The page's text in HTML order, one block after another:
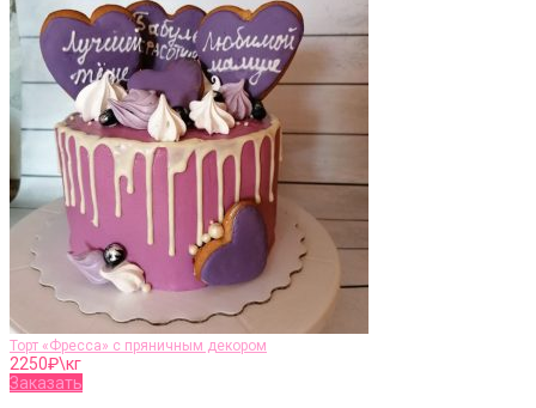
Торт «Фресса» с пряничным декором
2250₽\кг
Заказать